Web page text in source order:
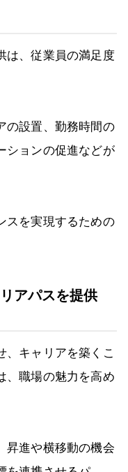
は、従業員の満足度
の設置、勤務時間の
ションの促進などが
スを実現するための
アパスを提供
、キャリアを築くこ
、職場の魅力を高め
昇進や横移動の機会